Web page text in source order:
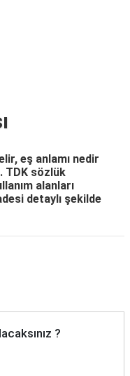
eş anlamı nedir
TDK sözlük
alanları
detaylı şekilde
?